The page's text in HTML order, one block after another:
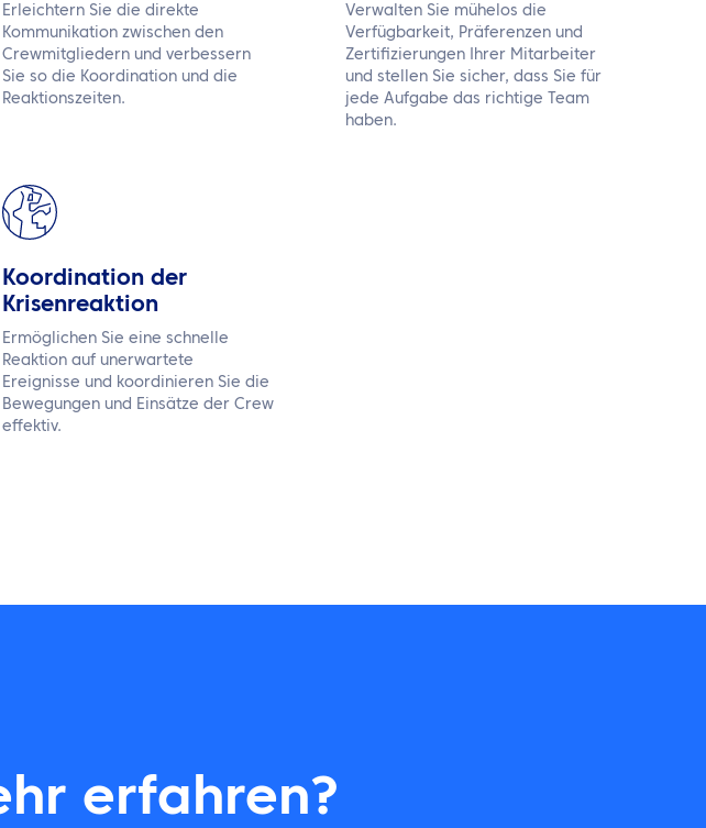
Erleichtern Sie die direkte
Kommunikation zwischen den
Crewmitgliedern und verbessern
Sie so die Koordination und die
Reaktionszeiten.
Verwalten Sie mühelos die
Verfügbarkeit, Präferenzen und
Zertifizierungen Ihrer Mitarbeiter
und stellen Sie sicher, dass Sie für
jede Aufgabe das richtige Team
haben.
Koordination der
Krisenreaktion
Ermöglichen Sie eine schnelle
Reaktion auf unerwartete
Ereignisse und koordinieren Sie die
Bewegungen und Einsätze der Crew
effektiv.
erfahren?